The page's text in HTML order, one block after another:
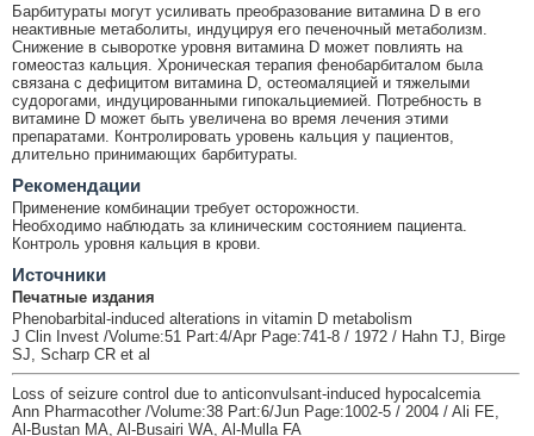
Барбитураты могут усиливать преобразование витамина D в его
неактивные метаболиты, индуцируя его печеночный метаболизм.
Снижение в сыворотке уровня витамина D может повлиять на
гомеостаз кальция. Хроническая терапия фенобарбиталом была
связана с дефицитом витамина D, остеомаляцией и тяжелыми
судорогами, индуцированными гипокальциемией. Потребность в
витамине D может быть увеличена во время лечения этими
препаратами. Контролировать уровень кальция у пациентов,
длительно принимающих барбитураты.
Рекомендации
Применение комбинации требует осторожности.
Необходимо наблюдать за клиническим состоянием пациента.
Контроль уровня кальция в крови.
Источники
Печатные издания
Phenobarbital-induced alterations in vitamin D metabolism
J Clin Invest /Volume:51 Part:4/Apr Page:741-8 / 1972 / Hahn TJ, Birge
SJ, Scharp CR et al
Loss of seizure control due to anticonvulsant-induced hypocalcemia
Ann Pharmacother /Volume:38 Part:6/Jun Page:1002-5 / 2004 / Ali FE,
Al-Bustan MA, Al-Busairi WA, Al-Mulla FA